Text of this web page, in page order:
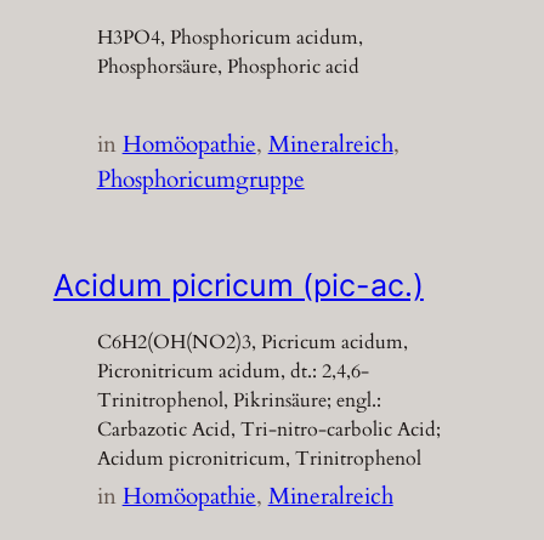
H3PO4, Phosphoricum acidum,
Phosphorsäure, Phosphoric acid
inHomöopathie, Mineralreich
Phosphoricumgruppe
Acidum picricum (pic-ac.)
C6H2(OH(NO2)3, Picricum acidum,
Picronitricum acidum, dt.: 2,4,6-
Trinitrophenol, Pikrinsäure; engl.:
Carbazotic Acid, Tri-nitro-carbolic Acid;
Acidum picronitricum, Trinitrophenol
inHomöopathie, Mineralreich